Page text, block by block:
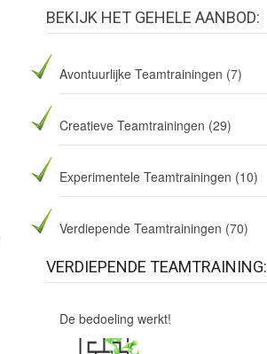
i
s
f
l
e
p
t
.
BEKIJK HET GEHELE AANBOD:
Avontuurlijke Teamtrainingen (7)
Creatieve Teamtrainingen (29)
Experimentele Teamtrainingen (10)
Verdiepende Teamtrainingen (70)
VERDIEPENDE TEAMTRAINING:
De bedoeling werkt!